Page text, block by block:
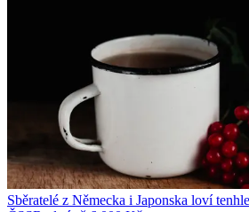
Sběratelé z Německa i Japonska loví